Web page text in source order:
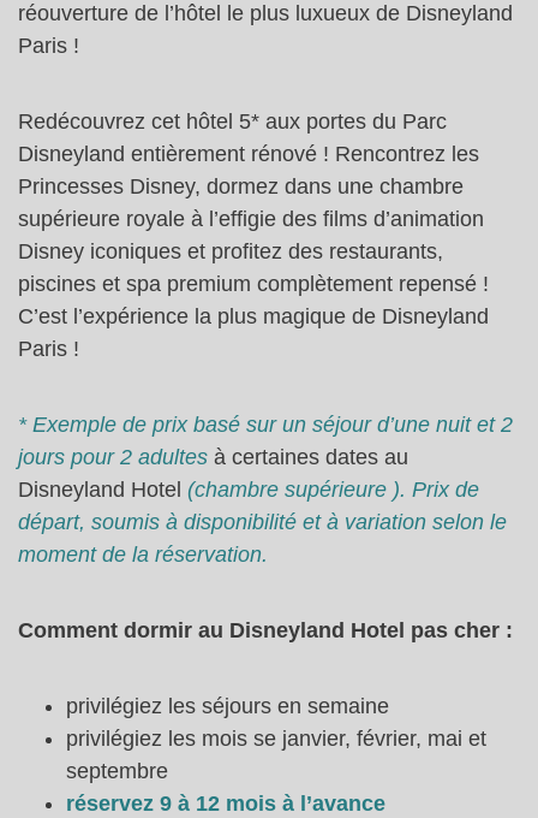
réouverture de l’hôtel le plus luxueux de Disneyland
Paris !
Redécouvrez cet hôtel 5* aux portes du Parc
Disneyland entièrement rénové ! Rencontrez les
Princesses Disney, dormez dans une chambre
supérieure royale à l’effigie des films d’animation
Disney iconiques et profitez des restaurants,
piscines et spa premium complètement repensé !
C’est l’expérience la plus magique de Disneyland
Paris !
* Exemple de prix basé sur un séjour d’une nuit et 2
jours pour 2 adultes à certaines dates au
Disneyland Hotel (chambre supérieure ). Prix de
départ, soumis à disponibilité et à variation selon le
moment de la réservation.
Comment dormir au Disneyland Hotel pas cher :
privilégiez les séjours en semaine
privilégiez les mois se janvier, février, mai et
septembre
réservez 9 à 12 mois à l’avance